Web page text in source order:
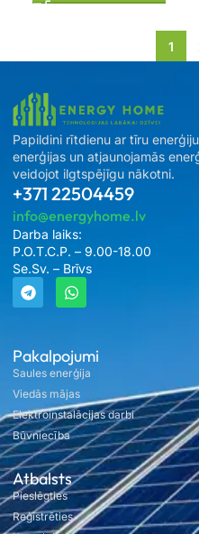
1
Pakalpojumi
Saules enerģija
Viedās mājas
Elektroinstalācijas darbi
Būvniecība
Atbalsts
Pieslēgties
Reģistrēties
Papildini rītdienu ar tīru
enerģijas un atjaunojamās
veidojot ilgtspējīgu nākotni.
+371 22504459
info@energyhome.lv
Darba laiks:
P.O.T.C.P. – 9.00-18.00
Se.Sv. – Brīvs